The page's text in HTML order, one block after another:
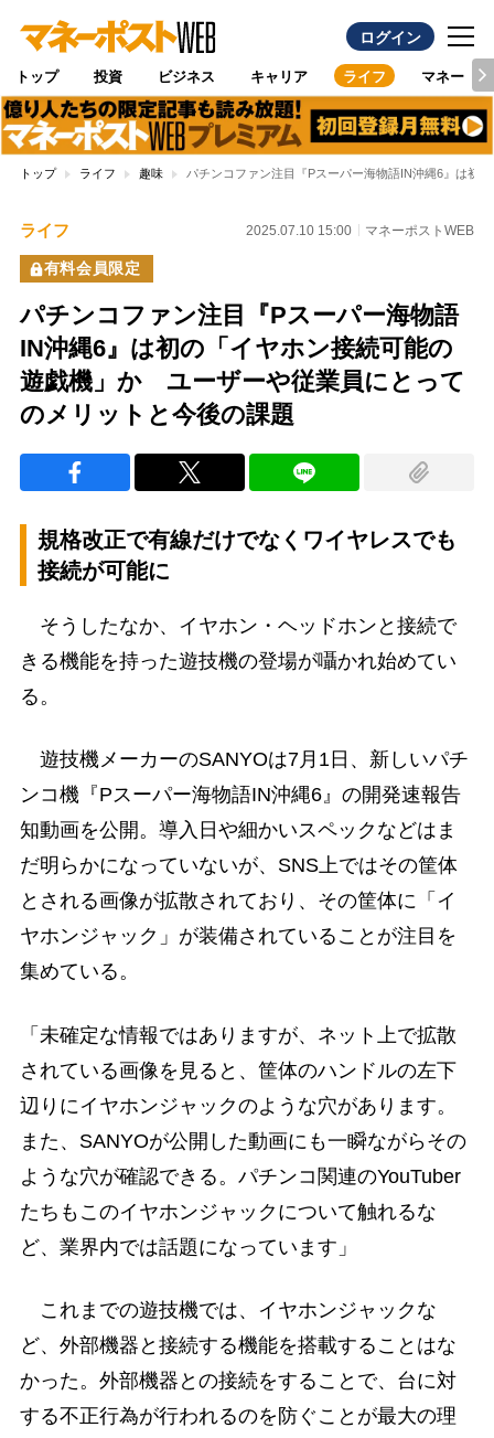
ログイン
トップ 投資 ビジネス キャリア ライフ マネー
トップ ライフ 趣味 パチンコファン注目『Pスーパー海物語IN沖縄6』は初
ライフ 2025.07.10 15:00 マネーポストWEB
有料会員限定
パチンコファン注目『Pスーパー海物語
IN沖縄6』は初の「イヤホン接続可能の
遊戯機」か ユーザーや従業員にとって
のメリットと今後の課題
規格改正で有線だけでなくワイヤレスでも
接続が可能に
そうしたなか、イヤホン・ヘッドホンと接続で
きる機能を持った遊技機の登場が囁かれ始めてい
る。
遊技機メーカーのSANYOは7月1日、新しいパチ
ンコ機『Pスーパー海物語IN沖縄6』の開発速報告
知動画を公開。導入日や細かいスペックなどはま
だ明らかになっていないが、SNS上ではその筐体
とされる画像が拡散されており、その筐体に「イ
ヤホンジャック」が装備されていることが注目を
集めている。
「未確定な情報ではありますが、ネット上で拡散
されている画像を見ると、筐体のハンドルの左下
辺りにイヤホンジャックのような穴があります。
また、SANYOが公開した動画にも一瞬ながらその
ような穴が確認できる。パチンコ関連のYouTuber
たちもこのイヤホンジャックについて触れるな
ど、業界内では話題になっています」
これまでの遊技機では、イヤホンジャックな
ど、外部機器と接続する機能を搭載することはな
かった。外部機器との接続をすることで、台に対
する不正行為が行われるのを防ぐことが最大の理